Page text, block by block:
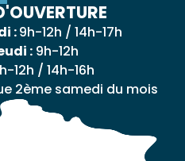
:9h-12h / 14h-17h
:9h-12h
12h / 14h-16h
2ème samedi du mois